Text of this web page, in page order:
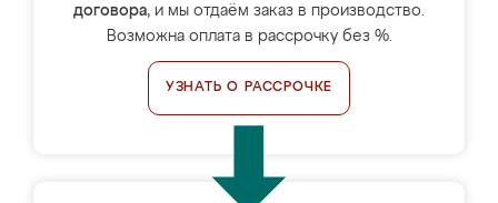
договора, и мы отдаём заказ в производство.
Возможна оплата в рассрочку без %.
УЗНАТЬ О РАССРОЧКЕ